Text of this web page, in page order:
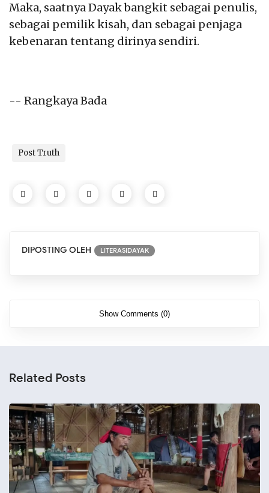
Maka, saatnya Dayak bangkit sebagai penulis,
sebagai pemilik kisah, dan sebagai penjaga
kebenaran tentang dirinya sendiri.
-- Rangkaya Bada
Post Truth
DIPOSTING OLEH LITERASIDAYAK
Show Comments (0)
Related Posts